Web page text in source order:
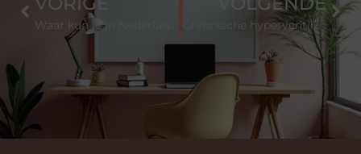
Chronische hyperventilatie: symptomen en oorzaken